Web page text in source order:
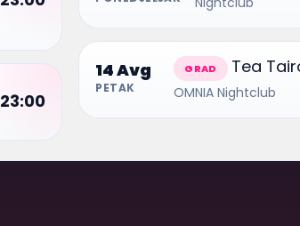
23:00
14 Avg
PETAK
GRAD Tea
OMNIA Nightclub